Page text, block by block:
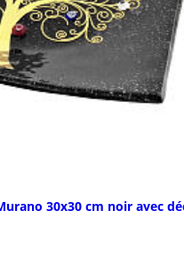
30x30 cm noir avec